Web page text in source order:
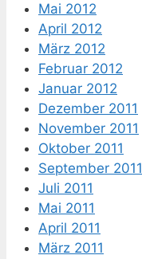
Mai 2012
April 2012
März 2012
Februar 2012
Januar 2012
Dezember 2011
November 2011
Oktober 2011
September 2011
Juli 2011
Mai 2011
April 2011
März 2011